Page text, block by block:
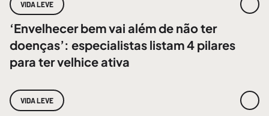
VIDA LEVE
‘Envelhecer bem vai além de não ter
doenças’: especialistas listam 4 pilares
para ter velhice ativa
VIDA LEVE